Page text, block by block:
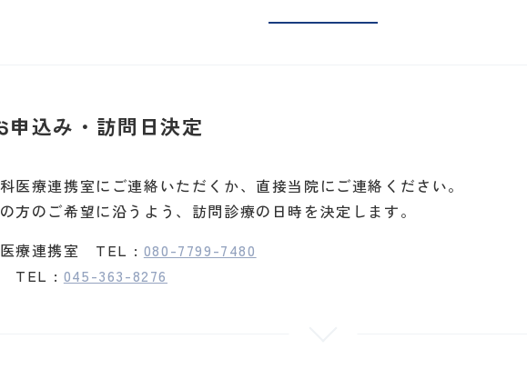
申込み・訪問日決定
医療連携室にご連絡いただくか、直接当院にご連絡ください。
方のご希望に沿うよう、訪問診療の日時を決定します。
医療連携室 TEL : 080-7799-7480
TEL : 045-363-8276